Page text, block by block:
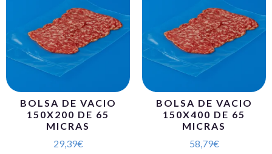
BOLSA DE VACIO
150X200 DE 65
MICRAS
29,39€
BOLSA DE VACIO
150X400 DE 65
MICRAS
58,79€